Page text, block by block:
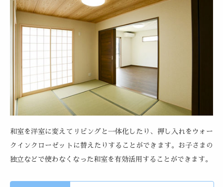
和室を洋室に変えてリビングと一体化したり、押し入れをウォー
クインクローゼットに替えたりすることができます。お子さまの
独立などで使わなくなった和室を有効活用することができます。